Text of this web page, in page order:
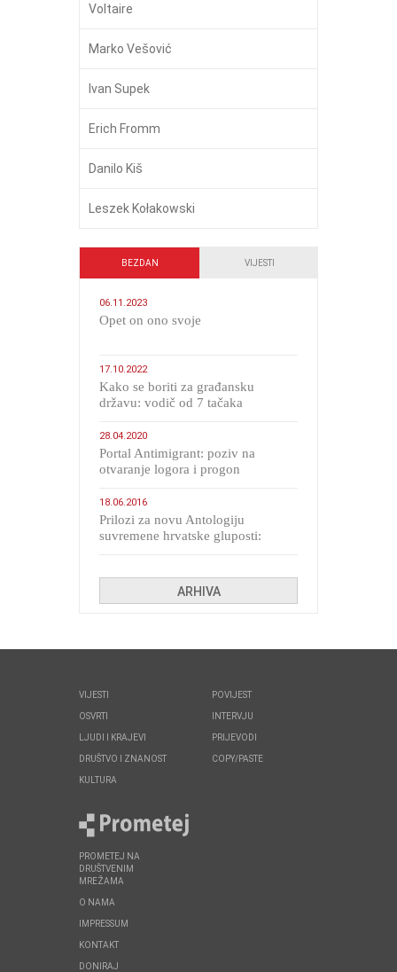
Voltaire
Marko Vešović
Ivan Supek
Erich Fromm
Danilo Kiš
Leszek Kołakowski
BEZDAN VIJESTI
06.11.2023
​Opet on ono svoje
17.10.2022
Kako se boriti za građansku
državu: vodič od 7 tačaka
28.04.2020
Portal Antimigrant: poziv na
otvaranje logora i progon
18.06.2016
Prilozi za novu Antologiju
suvremene hrvatske gluposti:
ARHIVA
VIJESTI
OSVRTI
LJUDI I KRAJEVI
DRUŠTVO I ZNANOST
KULTURA
POVIJEST
INTERVJU
PRIJEVODI
COPY/PASTE
PROMETEJ NA
DRUŠTVENIM
MREŽAMA
O NAMA
IMPRESSUM
KONTAKT
DONIRAJ